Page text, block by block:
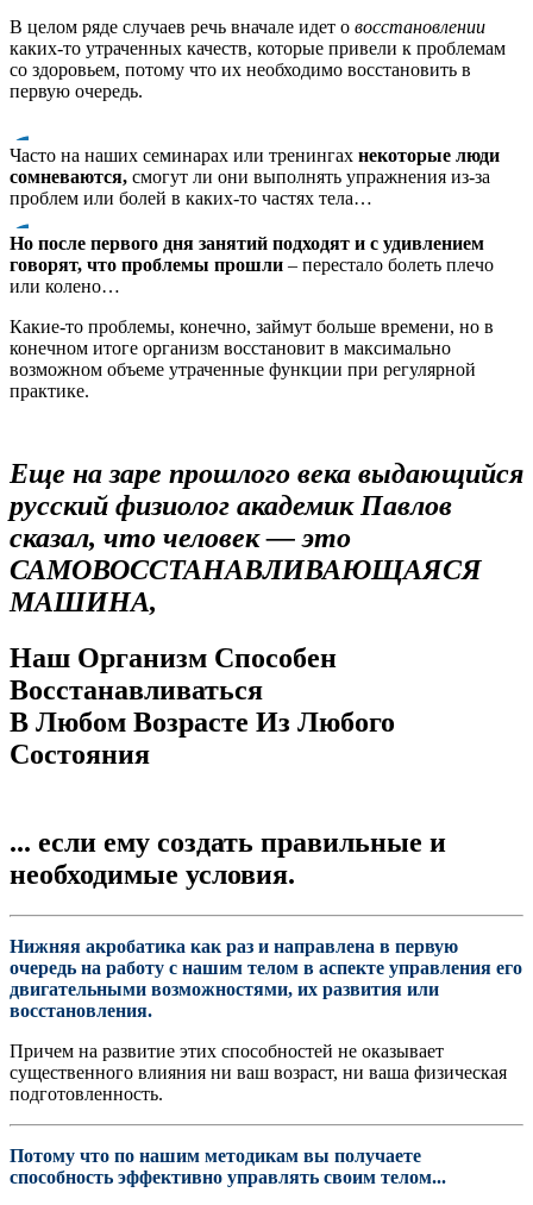
В целом ряде случаев речь вначале идет о восстановлении
каких-то утраченных качеств, которые привели к проблемам
со здоровьем, потому что их необходимо восстановить в
первую очередь.
Часто на наших семинарах или тренингах некоторые люди
сомневаются, смогут ли они выполнять упражнения из-за
проблем или болей в каких-то частях тела…
Но после первого дня занятий подходят и с удивлением
говорят, что проблемы прошли – перестало болеть плечо
или колено…
Какие-то проблемы, конечно, займут больше времени, но в
конечном итоге организм восстановит в максимально
возможном объеме утраченные функции при регулярной
практике.
Еще на заре прошлого века выдающийся
русский физиолог академик Павлов
сказал, что человек — это
САМОВОССТАНАВЛИВАЮЩАЯСЯ
МАШИНА,
Наш Организм Способен
Восстанавливаться
В Любом Возрасте Из Любого
Состояния
... если ему создать правильные и
необходимые условия.
Нижняя акробатика как раз и направлена в первую
очередь на работу с нашим телом в аспекте управления его
двигательными возможностями, их развития или
восстановления.
Причем на развитие этих способностей не оказывает
существенного влияния ни ваш возраст, ни ваша физическая
подготовленность.
Потому что по нашим методикам вы получаете
способность эффективно управлять своим телом...